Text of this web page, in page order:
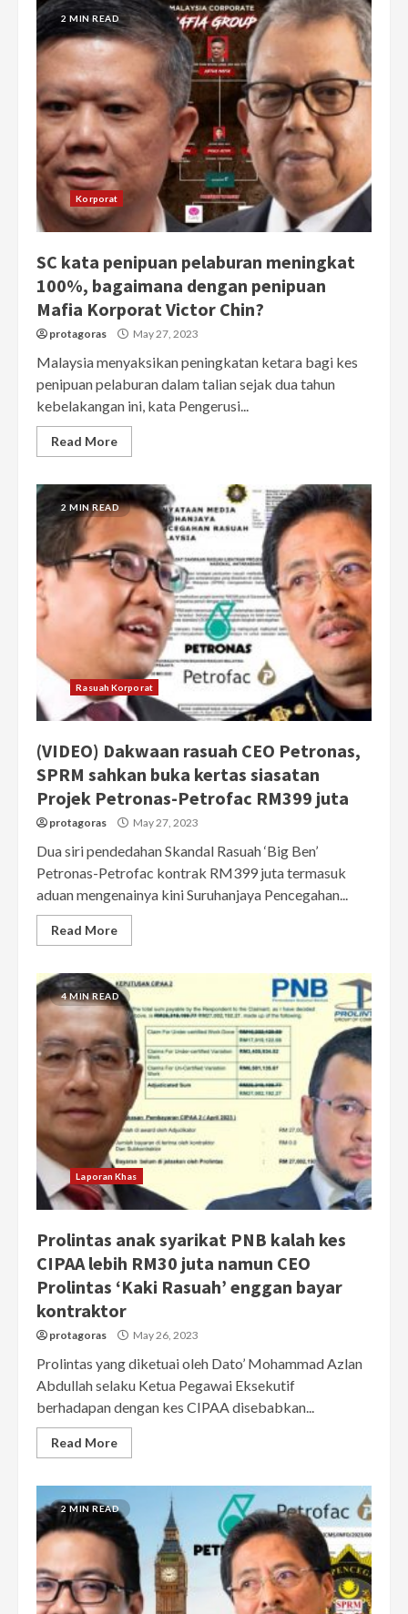
2 MIN READ
Korporat
SC kata penipuan pelaburan meningkat
100%, bagaimana dengan penipuan
Mafia Korporat Victor Chin?
protagoras May 27, 2023
Malaysia menyaksikan peningkatan ketara bagi kes
penipuan pelaburan dalam talian sejak dua tahun
kebelakangan ini, kata Pengerusi...
Read More
2 MIN READ
Rasuah Korporat
(VIDEO) Dakwaan rasuah CEO Petronas,
SPRM sahkan buka kertas siasatan
Projek Petronas-Petrofac RM399 juta
protagoras May 27, 2023
Dua siri pendedahan Skandal Rasuah ‘Big Ben’
Petronas-Petrofac kontrak RM399 juta termasuk
aduan mengenainya kini Suruhanjaya Pencegahan...
Read More
4 MIN READ
Laporan Khas
Prolintas anak syarikat PNB kalah kes
CIPAA lebih RM30 juta namun CEO
Prolintas ‘Kaki Rasuah’ enggan bayar
kontraktor
protagoras May 26, 2023
Prolintas yang diketuai oleh Dato’ Mohammad Azlan
Abdullah selaku Ketua Pegawai Eksekutif
berhadapan dengan kes CIPAA disebabkan...
Read More
2 MIN READ